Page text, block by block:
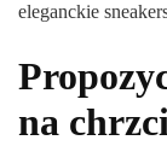
eleganckie
na